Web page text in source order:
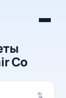
Co
⇄